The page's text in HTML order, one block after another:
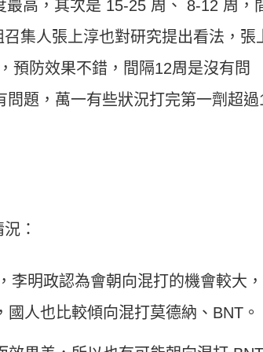
高，其次是 15-25 周、 8-12 周，
集人張上淳也對研究提出看法，張
預防效果不錯，間隔12周是沒有問
題，萬一有些狀況打完第一劑超過
：
李明政認為會朝向混打的機會較大
人也比較傾向混打莫德納、BNT。